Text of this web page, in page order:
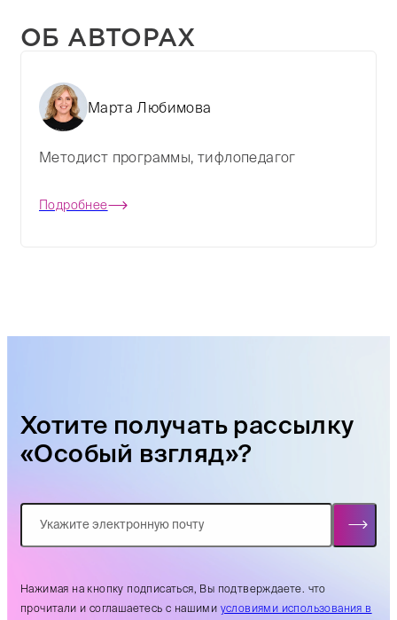
ОБ АВТОРАХ
Марта Любимова
Методист программы, тифлопедагог
Подробнее
Хотите получать рассылку
«Особый взгляд»?
Нажимая на кнопку подписаться, Вы подтверждаете. что
прочитали и соглашаетесь с нашими условиями использования в